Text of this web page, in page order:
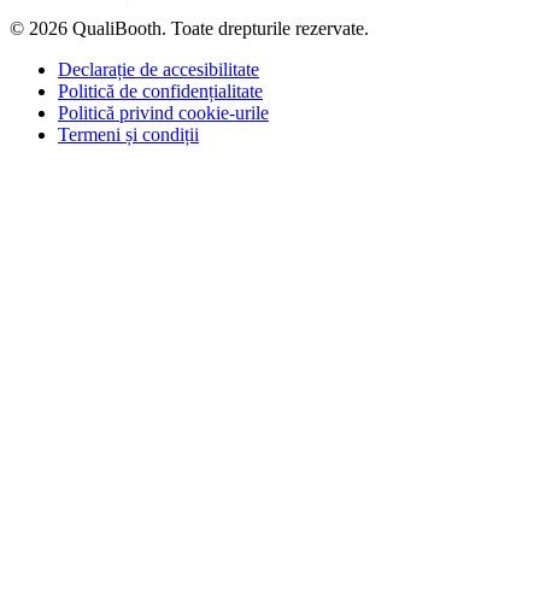
© 2026 QualiBooth. Toate drepturile rezervate.
Declarație de accesibilitate
Politică de confidențialitate
Politică privind cookie-urile
Termeni și condiții